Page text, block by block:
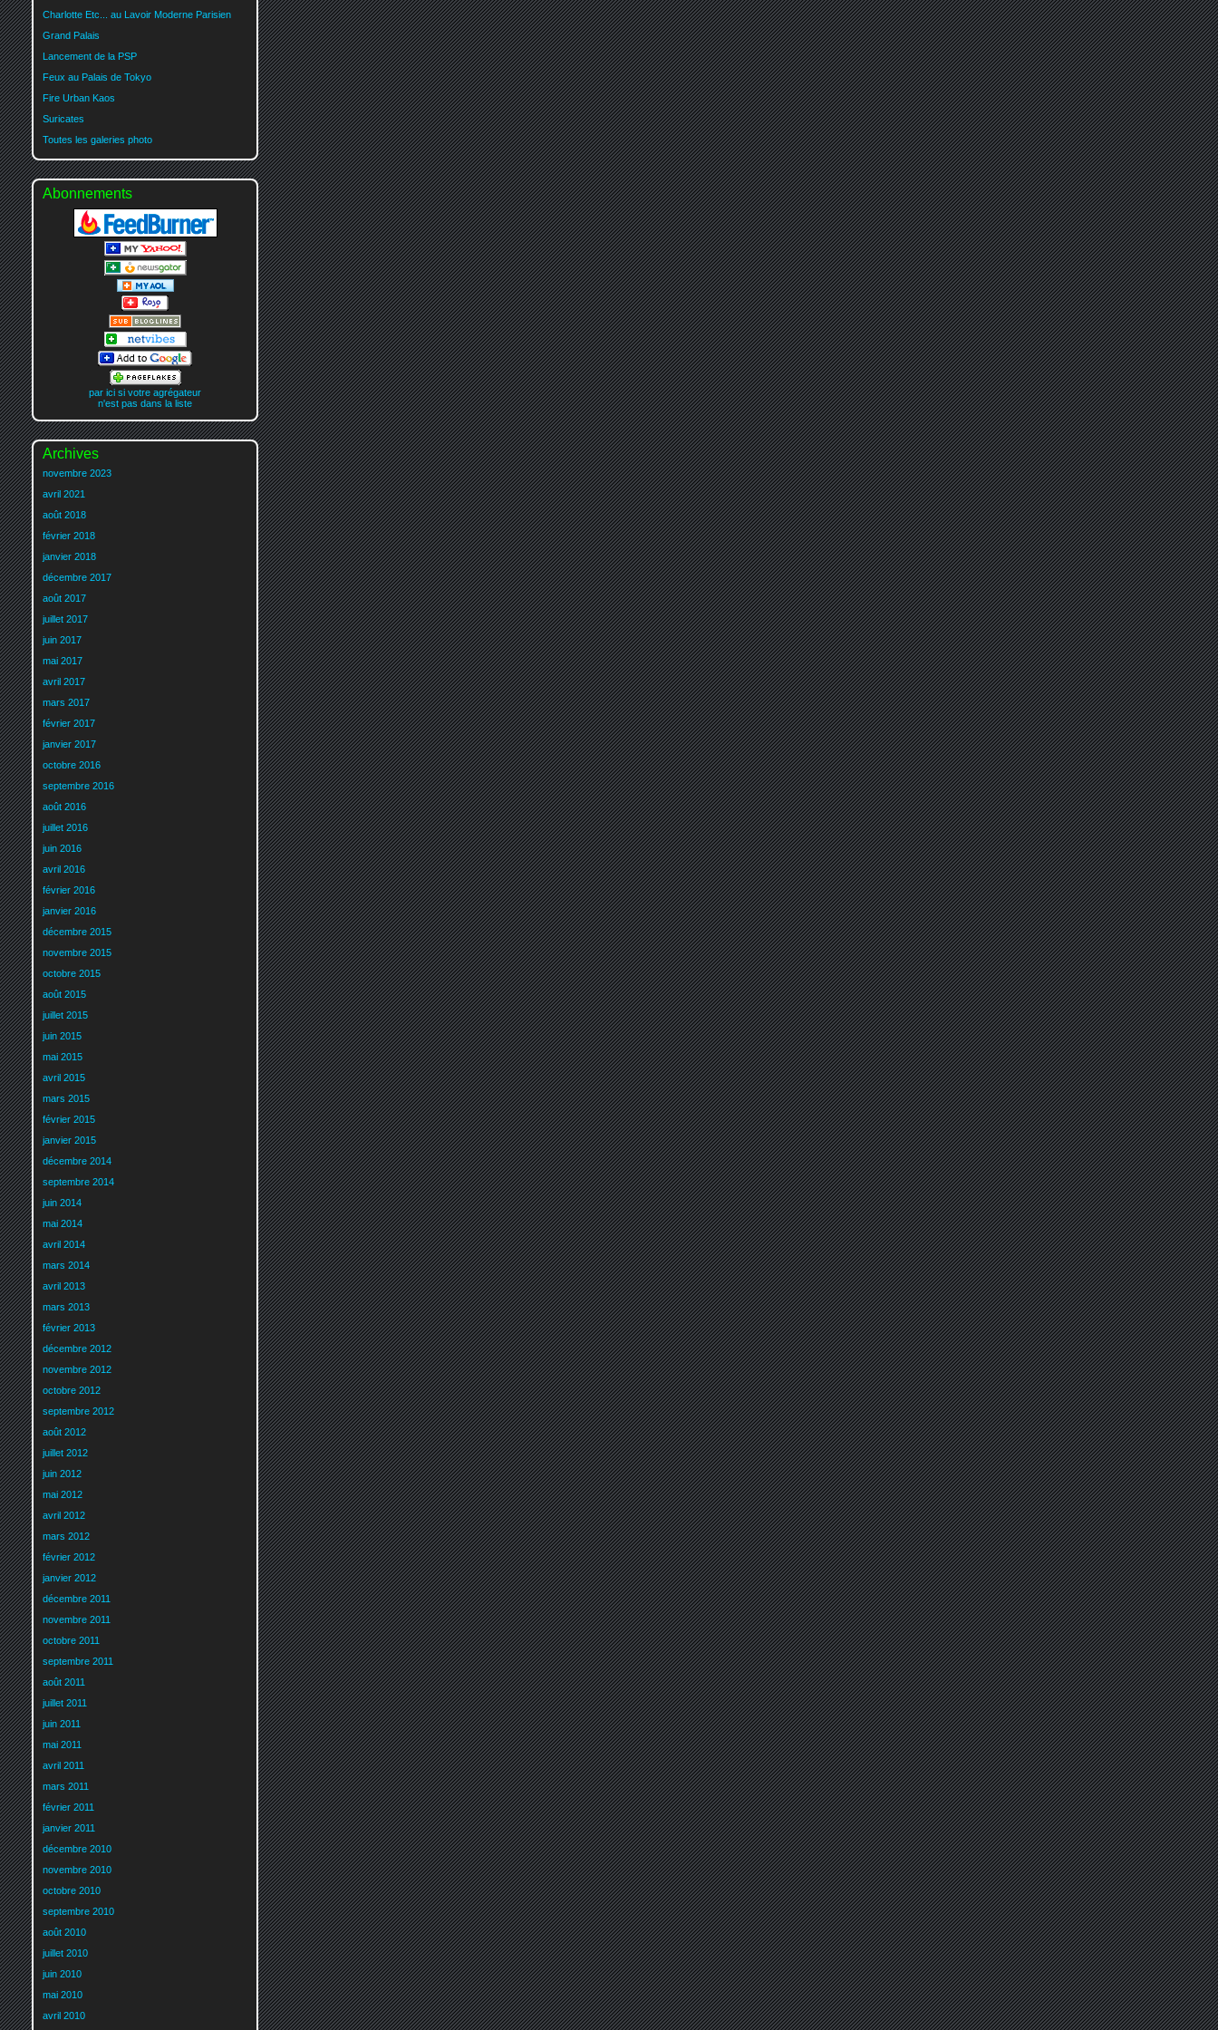
Charlotte Etc... au Lavoir Moderne Parisien
Grand Palais
Lancement de la PSP
Feux au Palais de Tokyo
Fire Urban Kaos
Suricates
Toutes les galeries photo
Abonnements
par ici si votre agrégateur
n'est pas dans la liste
Archives
novembre 2023
avril 2021
août 2018
février 2018
janvier 2018
décembre 2017
août 2017
juillet 2017
juin 2017
mai 2017
avril 2017
mars 2017
février 2017
janvier 2017
octobre 2016
septembre 2016
août 2016
juillet 2016
juin 2016
avril 2016
février 2016
janvier 2016
décembre 2015
novembre 2015
octobre 2015
août 2015
juillet 2015
juin 2015
mai 2015
avril 2015
mars 2015
février 2015
janvier 2015
décembre 2014
septembre 2014
juin 2014
mai 2014
avril 2014
mars 2014
avril 2013
mars 2013
février 2013
décembre 2012
novembre 2012
octobre 2012
septembre 2012
août 2012
juillet 2012
juin 2012
mai 2012
avril 2012
mars 2012
février 2012
janvier 2012
décembre 2011
novembre 2011
octobre 2011
septembre 2011
août 2011
juillet 2011
juin 2011
mai 2011
avril 2011
mars 2011
février 2011
janvier 2011
décembre 2010
novembre 2010
octobre 2010
septembre 2010
août 2010
juillet 2010
juin 2010
mai 2010
avril 2010